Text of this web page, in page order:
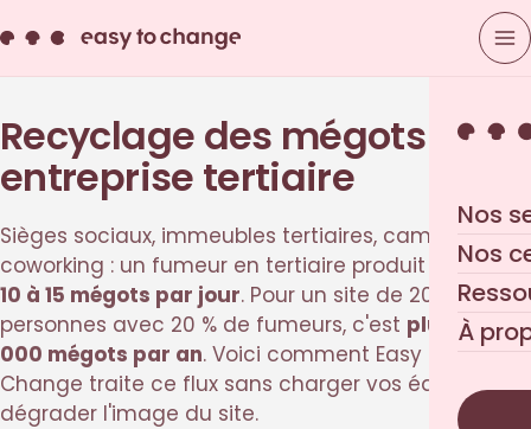
Nos
Nos
À
Recyclage des mégots en
entreprise tertiaire
Sièges sociaux, immeubles tertiaires, campus,
coworking : un fumeur en tertiaire produit environ
10 à 15 mégots par jour. Pour un site de 200
personnes avec 20 % de fumeurs, c'est plus de 100
000 mégots par an. Voici comment Easy to
Change traite ce flux sans charger vos équipes ni
dégrader l'image du site.